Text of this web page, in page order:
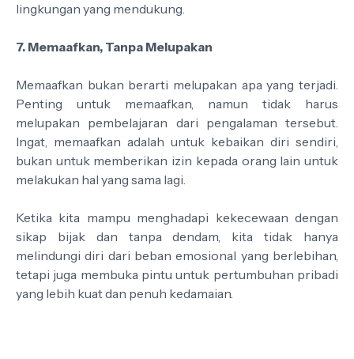
lingkungan yang mendukung.
7. Memaafkan, Tanpa Melupakan
Memaafkan bukan berarti melupakan apa yang terjadi.
Penting untuk memaafkan, namun tidak harus
melupakan pembelajaran dari pengalaman tersebut.
Ingat, memaafkan adalah untuk kebaikan diri sendiri,
bukan untuk memberikan izin kepada orang lain untuk
melakukan hal yang sama lagi.
Ketika kita mampu menghadapi kekecewaan dengan
sikap bijak dan tanpa dendam, kita tidak hanya
melindungi diri dari beban emosional yang berlebihan,
tetapi juga membuka pintu untuk pertumbuhan pribadi
yang lebih kuat dan penuh kedamaian.